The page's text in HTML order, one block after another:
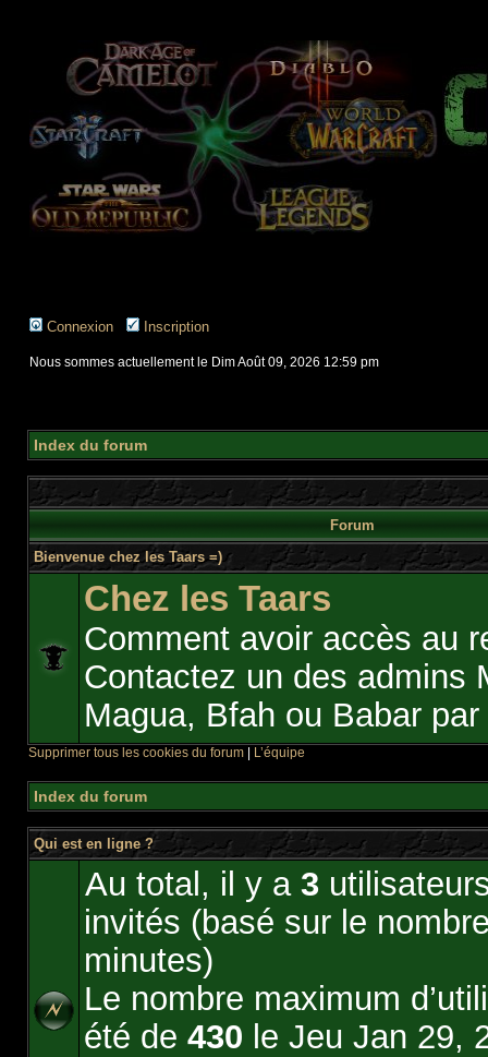
Connexion Inscription
Nous sommes actuellement le Dim Août 09, 2026 12:59 pm
Index du forum
Forum
Bienvenue chez les Taars =)
Chez les Taars
Comment avoir accès au
Contactez un des admins
Magua, Bfah ou Babar
Supprimer tous les cookies du forum L’équipe
Index du forum
Qui est en ligne ?
Au total, il y a 3
invités (basé sur le
minutes)
Le nombre maximum
été de 430 le Jeu Jan 29,